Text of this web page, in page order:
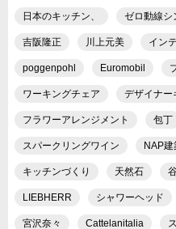
日本のキッチン、 ゼロ動線シ
吉阪隆正 川上元美 イン
poggenpohl Euromobil
ワーキングチェア デザイナー
フラワーアレンジメント 包丁
スパークリングワイン NAP
キッチンづくり 天然石
LIEBHERR シャワーヘッド
宮沢奈々 Cattelanitalia